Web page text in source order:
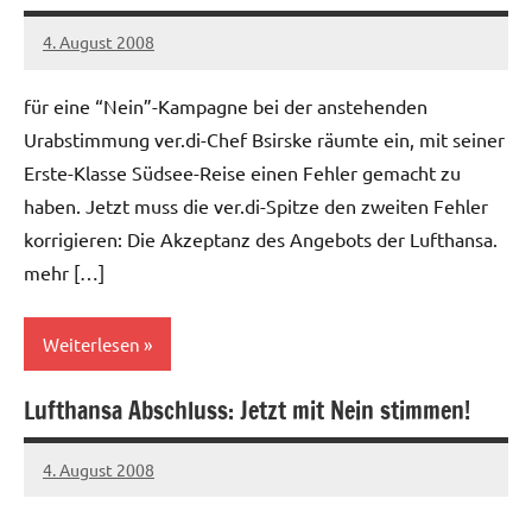
4. August 2008
Ilja
für eine “Nein”-Kampagne bei der anstehenden
Urabstimmung ver.di-Chef Bsirske räumte ein, mit seiner
Erste-Klasse Südsee-Reise einen Fehler gemacht zu
haben. Jetzt muss die ver.di-Spitze den zweiten Fehler
korrigieren: Die Akzeptanz des Angebots der Lufthansa.
mehr […]
Weiterlesen
Allgemein
Lufthansa Abschluss: Jetzt mit Nein stimmen!
4. August 2008
Ilja